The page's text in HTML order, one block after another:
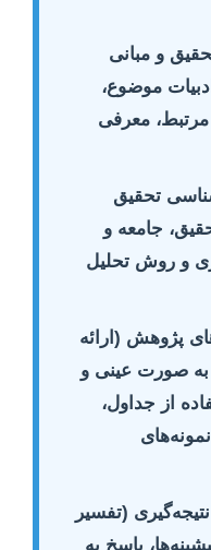
و مبانی
موضوع،
معرفی
تحقیق
جامعه و
و روش تحلیل
پژوهش (ارائه
به صورت عینی و
از جداول،
(تفسیر
پاسخ به